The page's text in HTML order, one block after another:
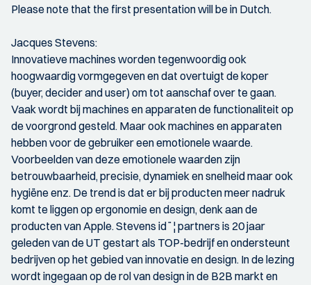
Please note that the first presentation will be in Dutch.
Jacques Stevens:
Innovatieve machines worden tegenwoordig ook
hoogwaardig vormgegeven en dat overtuigt de koper
(buyer, decider and user) om tot aanschaf over te gaan.
Vaak wordt bij machines en apparaten de functionaliteit op
de voorgrond gesteld. Maar ook machines en apparaten
hebben voor de gebruiker een emotionele waarde.
Voorbeelden van deze emotionele waarden zijn
betrouwbaarheid, precisie, dynamiek en snelheid maar ook
hygiëne enz. De trend is dat er bij producten meer nadruk
komt te liggen op ergonomie en design, denk aan de
producten van Apple. Stevens id¨¦ partners is 20 jaar
geleden van de UT gestart als TOP-bedrijf en ondersteunt
bedrijven op het gebied van innovatie en design. In de lezing
wordt ingegaan op de rol van design in de B2B markt en